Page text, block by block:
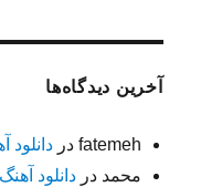
آخرین دیدگاه‌ها
fatemeh در
محمد دردانلود